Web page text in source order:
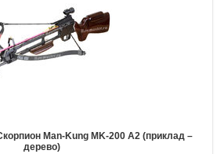
Man-Kung MK-200 A2 (приклад –
дерево)